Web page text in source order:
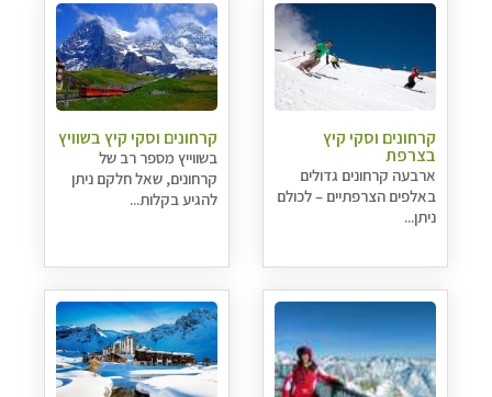
קרחונים וסקי קיץ
בצרפת
ארבעה קרחונים גדולים
באלפים הצרפתיים – לכולם
ניתן...
קרחונים וסקי קיץ בשוויץ
בשווייץ מספר רב של
קרחונים, שאל חלקם ניתן
להגיע בקלות...